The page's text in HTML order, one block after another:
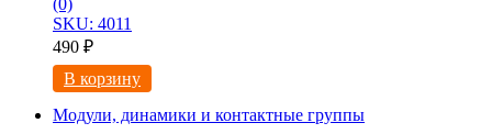
(0)
SKU: 4011
490 ₽
В корзину
Модули, динамики и контактные группы